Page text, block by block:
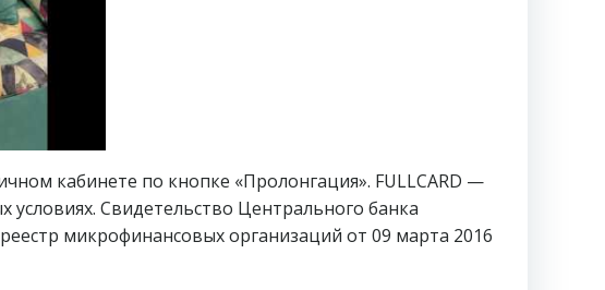
кабинете по кнопке «Пролонгация». FULLCARD —
Свидетельство Центрального банка
микрофинансовых организаций от 09 марта 2016